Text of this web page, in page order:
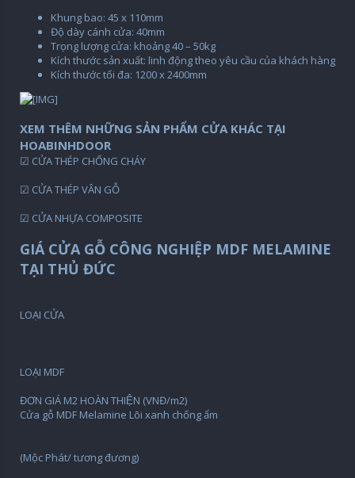
Khung bao: 45 x 110mm
Độ dày cánh cửa: 40mm
Trọng lượng cửa: khoảng 40 – 50kg
Kích thước sản xuất: linh động theo yêu cầu của khách hàng
Kích thước tối đa: 1200 x 2400mm
XEM THÊM NHỮNG SẢN PHẨM CỬA KHÁC TẠI
HOABINHDOOR
☑ CỬA THÉP CHỐNG CHÁY
☑ CỬA THÉP VÂN GỖ
☑ CỬA NHỰA COMPOSITE
GIÁ CỬA GỖ CÔNG NGHIỆP MDF MELAMINE
TẠI THỦ ĐỨC
LOẠI CỬA
LOẠI MDF
ĐƠN GIÁ M2 HOÀN THIỆN (VNĐ/m2)
Cửa gỗ MDF Melamine Lõi xanh chống ẩm
(Mộc Phát/ tương đương)